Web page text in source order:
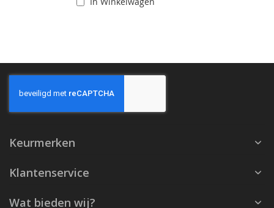
Keurmerken
Klantenservice
Wat bieden wij?